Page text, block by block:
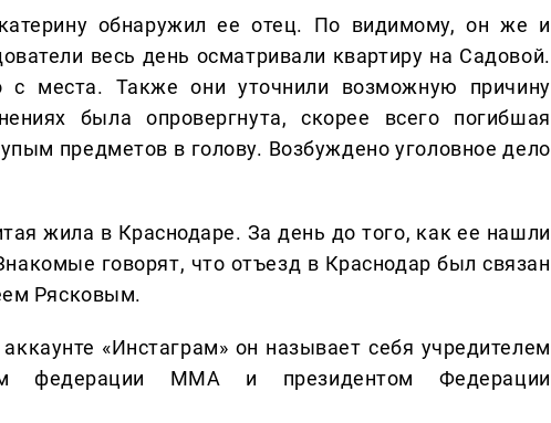
обнаружил ее отец. По видимому, он же и
весь день осматривали квартиру на Садовой.
с места. Также они уточнили возможную причину
была опровергнута, скорее всего погибшая
предметов в голову. Возбуждено уголовное дело
жила в Краснодаре. За день до того, как ее нашли
говорят, что отъезд в Краснодар был связан
Рясковым.
«Инстаграм» он называет себя учредителем
федерации ММА и президентом Федерации